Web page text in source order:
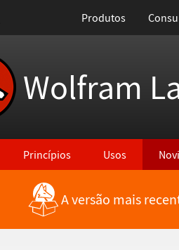
Produtos
Wolfram
Princípios Usos
A versão mais